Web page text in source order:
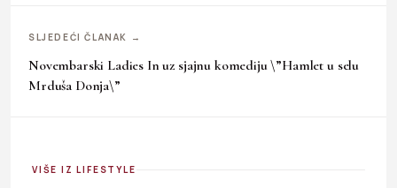
SLJEDEĆI ČLANAK →
Novembarski Ladies In uz sjajnu komediju \”Hamlet u selu
Mrduša Donja\”
VIŠE IZ LIFESTYLE